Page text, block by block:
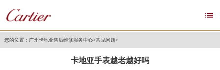

您的位置： 广州卡地亚售后维修服务中心>常见问题>
卡地亚手表越老越好吗